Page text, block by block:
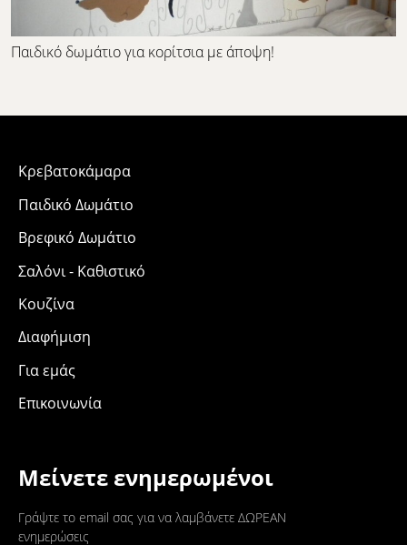
Παιδικό δωμάτιο για κορίτσια με άποψη!
Μείνετε ενημερωμένοι
Γράψτε το email σας για να λαμβάνετε ΔΩΡΕΑΝ
ενημερώσεις
Κρεβατοκάμαρα
Παιδικό Δωμάτιο
Βρεφικό Δωμάτιο
Σαλόνι - Καθιστικό
Κουζίνα
Διαφήμιση
Για εμάς
Επικοινωνία